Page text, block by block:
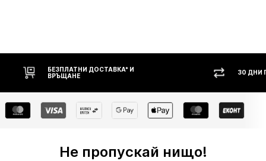
30 ДНИ ПРАВО НА ВРЪЩАНЕ
Не пропускай нищо!